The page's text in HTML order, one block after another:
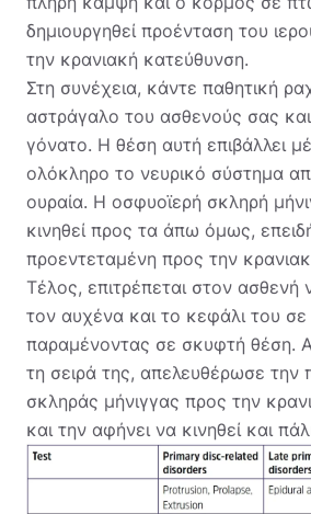
δημιουργηθεί προένταση του
την κρανιακή κατεύθυνση.
Στη συνέχεια, κάντε παθητική
αστράγαλο του ασθενούς σας
γόνατο. Η θέση αυτή επιβάλλει
ολόκληρο το νευρικό σύστημα
ουραία. Η οσφυοϊερή σκληρή
κινηθεί προς τα άπω όμως,
προεντεταμένη προς την
Τέλος, επιτρέπεται στον ασθενή
τον αυχένα και το κεφάλι του
παραμένοντας σε σκυφτή θέση.
τη σειρά της, απελευθέρωσε την
σκληράς μήνιγγας προς την
και την αφήνει να κινηθεί και